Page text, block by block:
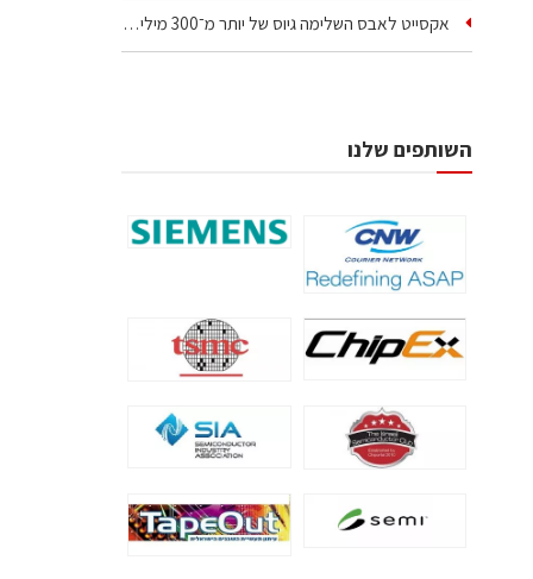
אקסייט לאבס השלימה גיוס של יותר מ־300 מיליון דולר…
השותפים שלנו